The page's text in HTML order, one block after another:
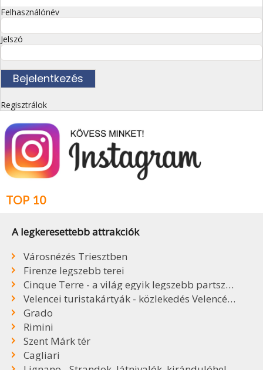
Felhasználónév
Jelszó
Regisztrálok
TOP 10
A legkeresettebb attrakciók
Városnézés Triesztben
Firenze legszebb terei
Cinque Terre - a világ egyik legszebb partszakasza
Velencei turistakártyák - közlekedés Velencében
Grado
Rimini
Szent Márk tér
Cagliari